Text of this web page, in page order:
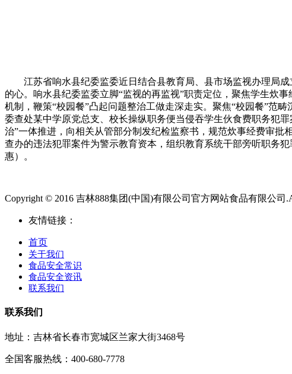
江苏省响水县纪委监委近日结合县教育局、县市场监视办理局成
的心。响水县纪委监委立脚“监视的再监视”职责定位，聚焦学生炊
机制，鞭策“校园餐”凸起问题整治工做走深走实。聚焦“校园餐”范
委查处某中学原党总支、校长操纵职务便当侵吞学生伙食费职务犯
治”一体推进，向相关从管部分制发纪检监察书，规范炊事经费审
查办的违法犯罪案件为警示教育资本，组织教育系统干部旁听职务
惠）。
Copyright © 2016 吉林888集团(中国)有限公司官方网站食品有限公司
友情链接：
首页
关于我们
食品安全常识
食品安全资讯
联系我们
联系我们
地址：吉林省长春市宽城区兰家大街3468号
全国客服热线：400-680-7778